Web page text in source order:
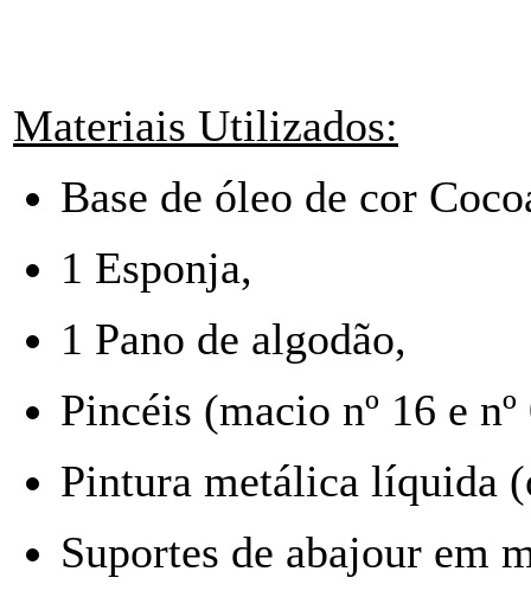
Materiais Utilizados:
Base de óleo de cor
1 Esponja,
1 Pano de algodão,
Pincéis (macio nº 16 e
Pintura metálica líquida
Suportes de abajour em